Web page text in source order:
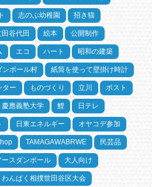
志のぶ幼稚園 招き猫
田谷代田 絵本 公開制作
エコ ハート 昭和の建築
ンボール村 紙筒を使って壁掛け時計
ター ものづくり 立川 ポスト
慶應義塾大学 鯉 日テレ
日東エネルギー オヤコデ参加
TAMAGAWABRWE 民芸品
ースダンボール 大人向け
わんぱく相撲世田谷区大会